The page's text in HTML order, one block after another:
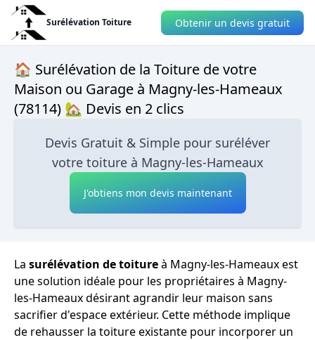
Surélévation Toiture Obtenir un devis gratuit
🏠 Surélévation de la Toiture de votre
Maison ou Garage à Magny-les-Hameaux
(78114) 🏡 Devis en 2 clics
Devis Gratuit & Simple pour suréléver
votre toiture à Magny-les-Hameaux
J'obtiens mon devis maintenant
La surélévation de toitureà Magny-les-Hameaux est
une solution idéale pour les propriétaires à Magny-
les-Hameaux désirant agrandir leur maison sans
sacrifier d'espace extérieur. Cette méthode implique
de rehausser la toiture existante pour incorporer un